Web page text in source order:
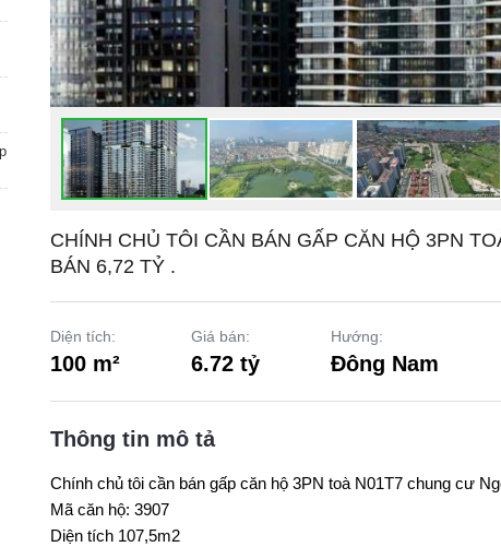
CHÍNH CHỦ TÔI CẦN BÁN GẤP CĂN HỘ 3PN
BÁN 6,72 TỶ .
Diện tích:
100 m²
Giá bán:
6.72 tỷ
Hướng:
Đông Nam
Thông tin mô tả
Chính chủ tôi cần bán gấp căn hộ 3PN toà N01T7 chung cư
Mã căn hộ: 3907
Diện tích 107,5m2